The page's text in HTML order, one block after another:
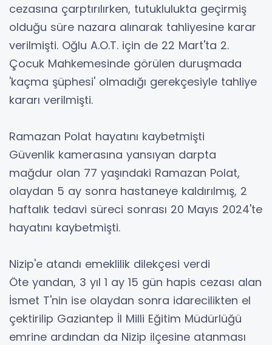
cezasına çarptırılırken, tutuklulukta geçirmiş
olduğu süre nazara alınarak tahliyesine karar
verilmişti. Oğlu A.O.T. için de 22 Mart'ta 2.
Çocuk Mahkemesinde görülen duruşmada
'kaçma şüphesi' olmadığı gerekçesiyle tahliye
kararı verilmişti.
Ramazan Polat hayatını kaybetmişti
Güvenlik kamerasına yansıyan darpta
mağdur olan 77 yaşındaki Ramazan Polat,
olaydan 5 ay sonra hastaneye kaldırılmış, 2
haftalık tedavi süreci sonrası 20 Mayıs 2024'te
hayatını kaybetmişti.
Nizip'e atandı emeklilik dilekçesi verdi
Öte yandan, 3 yıl 1 ay 15 gün hapis cezası alan
İsmet T'nin ise olaydan sonra idarecilikten el
çektirilip Gaziantep İl Milli Eğitim Müdürlüğü
emrine ardından da Nizip ilçesine atanması